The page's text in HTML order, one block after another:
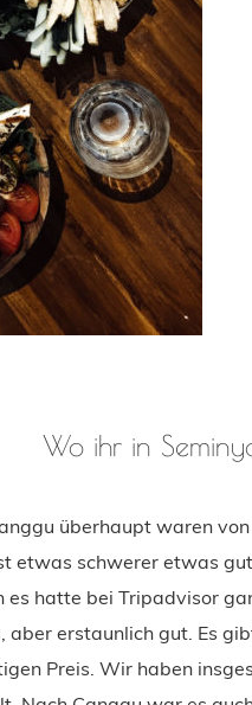
Wo ihr in
überhaupt waren
etwas schwerer etwas
es hatte bei Tripadvisor
aber erstaunlich gut. Es
Preis. Wir haben